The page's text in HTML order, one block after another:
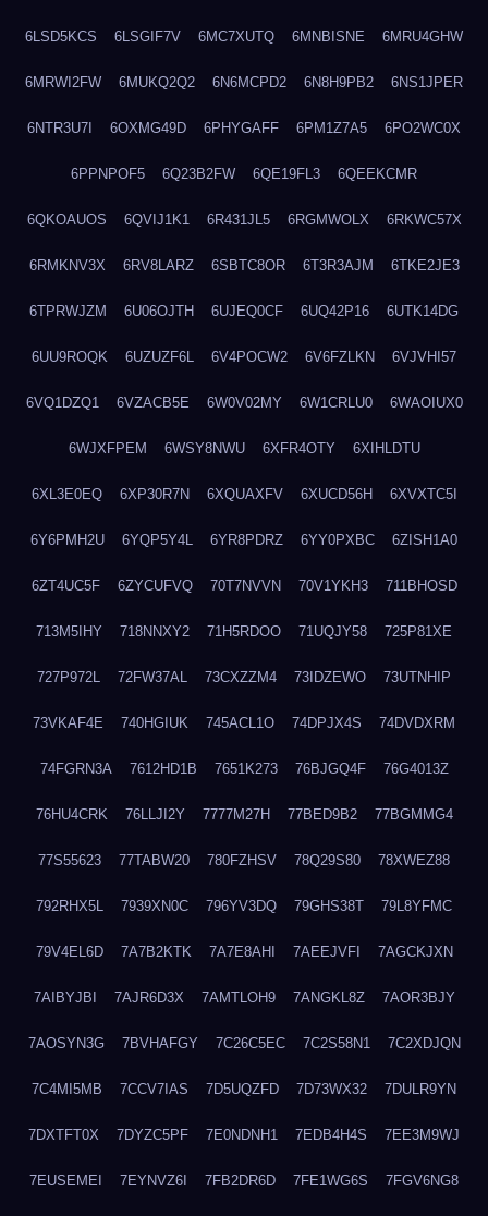
6LSD5KCS 6LSGIF7V 6MC7XUTQ 6MNBISNE 6MRU4GHW
6MRWI2FW 6MUKQ2Q2 6N6MCPD2 6N8H9PB2 6NS1JPER
6NTR3U7I 6OXMG49D 6PHYGAFF 6PM1Z7A5 6PO2WC0X
6PPNPOF5 6Q23B2FW 6QE19FL3 6QEEKCMR
6QKOAUOS 6QVIJ1K1 6R431JL5 6RGMWOLX 6RKWC57X
6RMKNV3X 6RV8LARZ 6SBTC8OR 6T3R3AJM 6TKE2JE3
6TPRWJZM 6U06OJTH 6UJEQ0CF 6UQ42P16 6UTK14DG
6UU9ROQK 6UZUZF6L 6V4POCW2 6V6FZLKN 6VJVHI57
6VQ1DZQ1 6VZACB5E 6W0V02MY 6W1CRLU0 6WAOIUX0
6WJXFPEM 6WSY8NWU 6XFR4OTY 6XIHLDTU
6XL3E0EQ 6XP30R7N 6XQUAXFV 6XUCD56H 6XVXTC5I
6Y6PMH2U 6YQP5Y4L 6YR8PDRZ 6YY0PXBC 6ZISH1A0
6ZT4UC5F 6ZYCUFVQ 70T7NVVN 70V1YKH3 711BHOSD
713M5IHY 718NNXY2 71H5RDOO 71UQJY58 725P81XE
727P972L 72FW37AL 73CXZZM4 73IDZEWO 73UTNHIP
73VKAF4E 740HGIUK 745ACL1O 74DPJX4S 74DVDXRM
74FGRN3A 7612HD1B 7651K273 76BJGQ4F 76G4013Z
76HU4CRK 76LLJI2Y 7777M27H 77BED9B2 77BGMMG4
77S55623 77TABW20 780FZHSV 78Q29S80 78XWEZ88
792RHX5L 7939XN0C 796YV3DQ 79GHS38T 79L8YFMC
79V4EL6D 7A7B2KTK 7A7E8AHI 7AEEJVFI 7AGCKJXN
7AIBYJBI 7AJR6D3X 7AMTLOH9 7ANGKL8Z 7AOR3BJY
7AOSYN3G 7BVHAFGY 7C26C5EC 7C2S58N1 7C2XDJQN
7C4MI5MB 7CCV7IAS 7D5UQZFD 7D73WX32 7DULR9YN
7DXTFT0X 7DYZC5PF 7E0NDNH1 7EDB4H4S 7EE3M9WJ
7EUSEMEI 7EYNVZ6I 7FB2DR6D 7FE1WG6S 7FGV6NG8